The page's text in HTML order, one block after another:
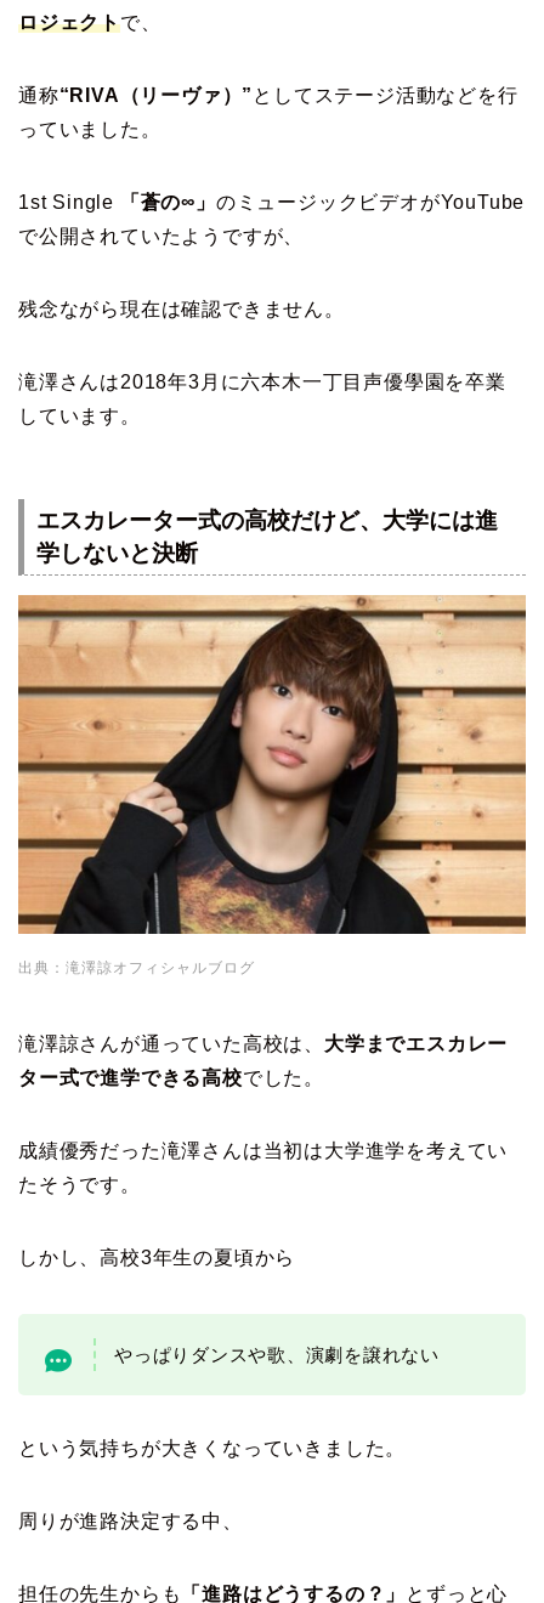
ロジェクトで、
通称“RIVA（リーヴァ）” としてステージ活動などを行
っていました。
1st Single 「蒼の∞」 のミュージックビデオがYouTube
で公開されていたようですが、
残念ながら現在は確認できません。
滝澤さんは2018年3月に六本木一丁目声優學園を卒業
しています。
エスカレーター式の高校だけど、大学には進
学しないと決断
出典：滝澤諒オフィシャルブログ
滝澤諒さんが通っていた高校は、 大学までエスカレー
ター式で進学できる高校でした。
成績優秀だった滝澤さんは当初は大学進学を考えてい
たそうです。
しかし、高校3年生の夏頃から
やっぱりダンスや歌、演劇を譲れない
という気持ちが大きくなっていきました。
周りが進路決定する中、
担任の先生からも 「進路はどうするの？」 とずっと心